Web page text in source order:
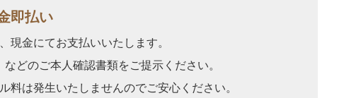
即払い
現金にてお支払いいたします。
どのご本人確認書類をご提示ください。
は発生いたしませんのでご安心ください。